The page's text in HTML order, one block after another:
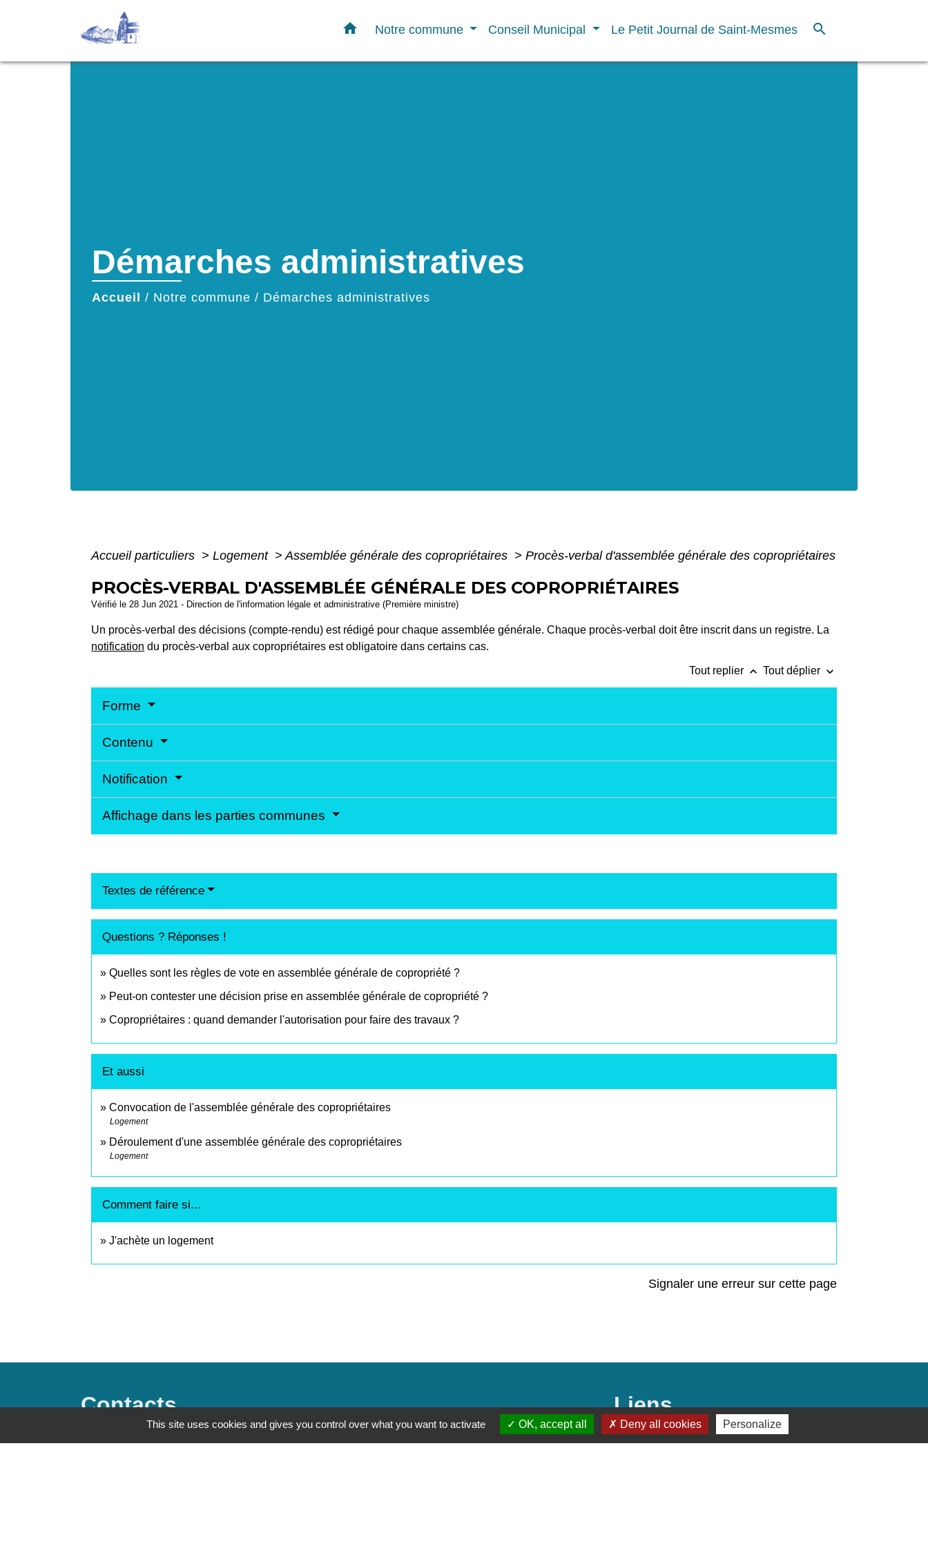
home Notre commune Conseil Municipal Le Petit Journal de Saint-Mesmes search
Démarches administratives
Accueil / Notre commune / Démarches administratives
Accueil particuliers > Logement > Assemblée générale des copropriétaires > Procès-verbal d'assemblée générale des copropriétaires
PROCÈS-VERBAL D'ASSEMBLÉE GÉNÉRALE DES COPROPRIÉTAIRES
Vérifié le 28 Jun 2021 - Direction de l'information légale et administrative (Première ministre)
Un procès-verbal des décisions (compte-rendu) est rédigé pour chaque assemblée générale. Chaque procès-verbal doit être inscrit dans un registre. La
notification du procès-verbal aux copropriétaires est obligatoire dans certains cas.
Tout replier keyboard_arrow_up Tout déplier keyboard_arrow_down
Forme
Contenu
Notification
Affichage dans les parties communes
Textes de référence
Questions ? Réponses !
Quelles sont les règles de vote en assemblée générale de copropriété ?
Peut-on contester une décision prise en assemblée générale de copropriété ?
Copropriétaires : quand demander l'autorisation pour faire des travaux ?
Et aussi
Convocation de l'assemblée générale des copropriétaires
Logement
Déroulement d'une assemblée générale des copropriétaires
Logement
Comment faire si...
J'achète un logement
Signaler une erreur sur cette page
Contacts Liens
This site uses cookies and gives you control over what you want to activate OK, accept all Deny all cookies Personalize